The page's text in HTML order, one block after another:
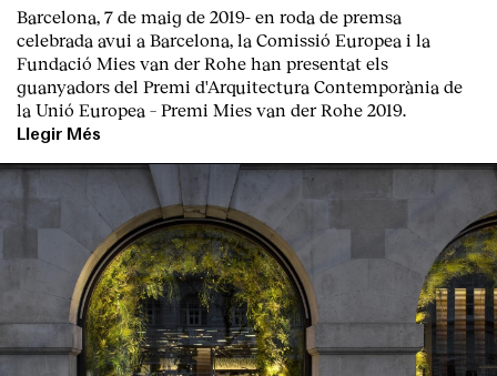
Barcelona, 7 de maig de 2019- en roda de premsa
celebrada avui a Barcelona, la Comissió Europea i la
Fundació Mies van der Rohe han presentat els
guanyadors del Premi d'Arquitectura Contemporània de
la Unió Europea – Premi Mies van der Rohe 2019.
Llegir Més